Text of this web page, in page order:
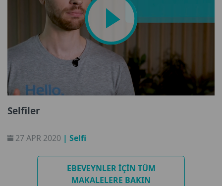
Selfiler
27 APR 2020 | Selfi
EBEVEYNLER IÇIN TÜM
MAKALELERE BAKIN